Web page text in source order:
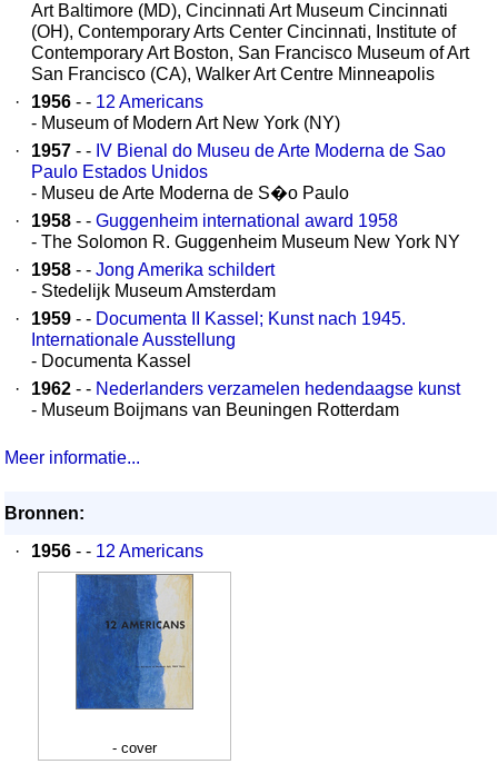
Art Baltimore (MD), Cincinnati Art Museum Cincinnati
(OH), Contemporary Arts Center Cincinnati, Institute of
Contemporary Art Boston, San Francisco Museum of Art
San Francisco (CA), Walker Art Centre Minneapolis
·
1956 - - 12 Americans
- Museum of Modern Art New York (NY)
·
1957 - - IV Bienal do Museu de Arte Moderna de Sao
Paulo Estados Unidos
- Museu de Arte Moderna de S�o Paulo
·
1958 - - Guggenheim international award 1958
- The Solomon R. Guggenheim Museum New York NY
·
1958 - - Jong Amerika schildert
- Stedelijk Museum Amsterdam
·
1959 - - Documenta II Kassel; Kunst nach 1945.
Internationale Ausstellung
- Documenta Kassel
·
1962 - - Nederlanders verzamelen hedendaagse kunst
- Museum Boijmans van Beuningen Rotterdam
Meer informatie...
Bronnen:
·
1956 - - 12 Americans
- cover